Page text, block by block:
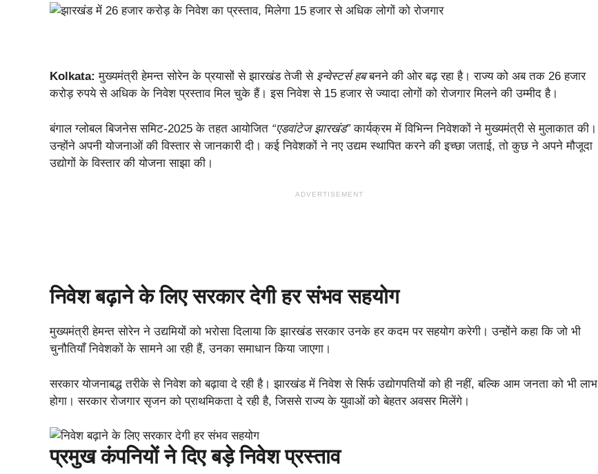
Kolkata: मुख्यमंत्री हेमन्त सोरेन के प्रयासों से झारखंड तेजी से इन्वेस्टर्स हबबनने की ओर बढ़ रहा है। राज्य को अब तक 26 हजार
करोड़ रुपये से अधिक के निवेश प्रस्ताव मिल चुके हैं। इस निवेश से 15 हजार से ज्यादा लोगों को रोजगार मिलने की उम्मीद है।
बंगाल ग्लोबल बिजनेस समिट-2025 के तहत आयोजित “एडवांटेज झारखंड”कार्यक्रम में विभिन्न निवेशकों ने मुख्यमंत्री से मुलाकात की।
उन्होंने अपनी योजनाओं की विस्तार से जानकारी दी। कई निवेशकों ने नए उद्यम स्थापित करने की इच्छा जताई, तो कुछ ने अपने मौजूदा
उद्योगों के विस्तार की योजना साझा की।
ADVERTISEMENT
निवेश बढ़ाने के लिए सरकार देगी हर संभव सहयोग
मुख्यमंत्री हेमन्त सोरेन ने उद्यमियों को भरोसा दिलाया कि झारखंड सरकार उनके हर कदम पर सहयोग करेगी। उन्होंने कहा कि जो भी
चुनौतियाँ निवेशकों के सामने आ रही हैं, उनका समाधान किया जाएगा।
सरकार योजनाबद्ध तरीके से निवेश को बढ़ावा दे रही है। झारखंड में निवेश से सिर्फ उद्योगपतियों को ही नहीं, बल्कि आम जनता को भी लाभ
होगा। सरकार रोजगार सृजन को प्राथमिकता दे रही है, जिससे राज्य के युवाओं को बेहतर अवसर मिलेंगे।
प्रमुख कंपनियों ने दिए बड़े निवेश प्रस्ताव